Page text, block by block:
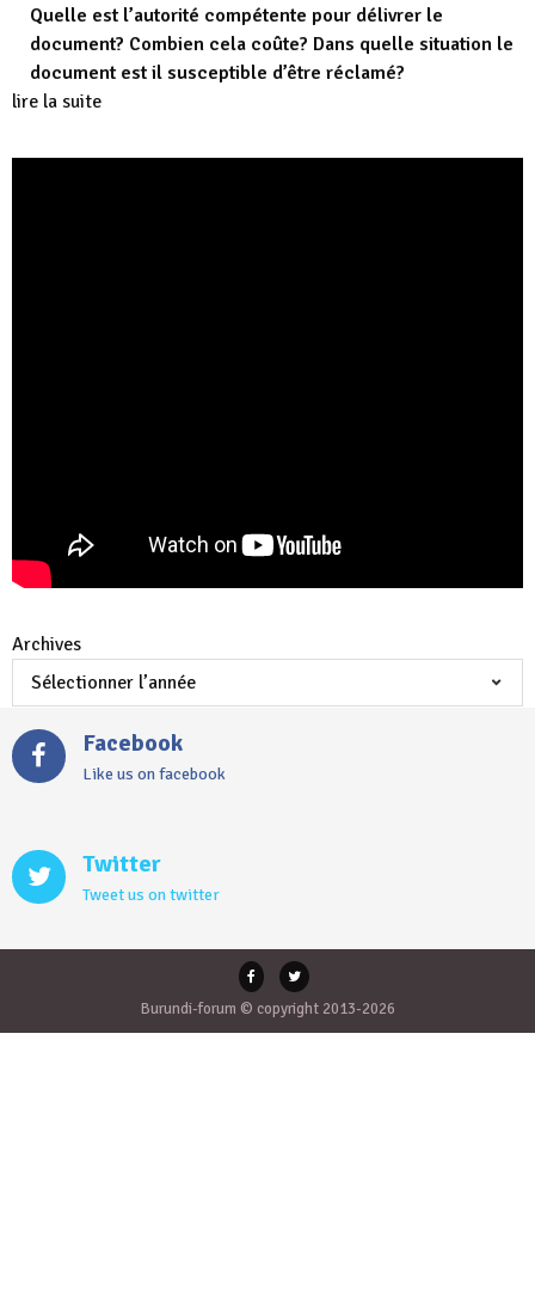
Quelle est l’autorité compétente pour délivrer le
document? Combien cela coûte? Dans quelle situation le
document est il susceptible d’être réclamé?
lire la suite
Archives
Facebook
Like us on facebook
Twitter
Tweet us on twitter
Burundi-forum © copyright 2013-2026